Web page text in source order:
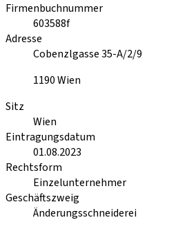
Firmenbuchnummer
603588f
Adresse
Cobenzlgasse 35-A/2/9
1190Wien
Sitz
Wien
Eintragungsdatum
01.08.2023
Rechtsform
Einzelunternehmer
Geschäftszweig
Änderungsschneiderei